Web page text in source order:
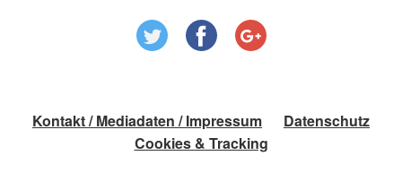
Kontakt / Mediadaten / Impressum
Datenschutz
Cookies & Tracking